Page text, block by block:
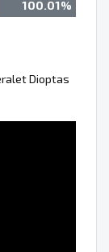
100.01%
Dioptas